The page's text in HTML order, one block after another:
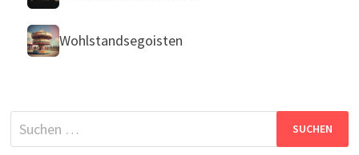
Wohlstandsegoisten
Suchen
nach: